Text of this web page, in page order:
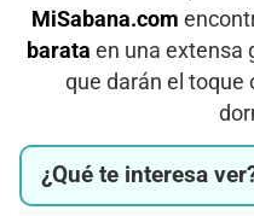
MiSabana.com
barata en una extensa
que darán el toque
¿Qué te interesa